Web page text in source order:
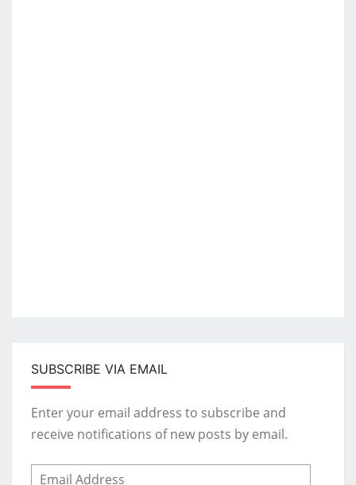
SUBSCRIBE VIA EMAIL
Enter your email address to subscribe and
receive notifications of new posts by email.
Email